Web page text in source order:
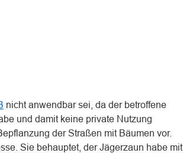
nicht anwendbar sei, da der betroffene
und damit keine private Nutzung
der Straßen mit Bäumen vor.
Sie behauptet, der Jägerzaun habe mit